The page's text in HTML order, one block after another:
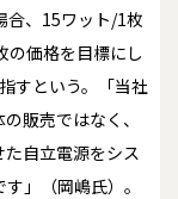
合、15ワット/1枚
の価格を目標にし
すという。「当社
販売ではなく、
自立電源をシス
」（岡嶋氏）。